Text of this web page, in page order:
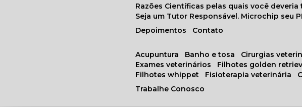
Depoimentos
Razões Científicas pelas quais você
Seja um Tutor Responsável. Microchip seu
Contato
acupuntura banho e tosa cirurgias
exames veterinários
filhotes golden
filhotes whippet
fisioterapia veterinária
Trabalhe Conosco